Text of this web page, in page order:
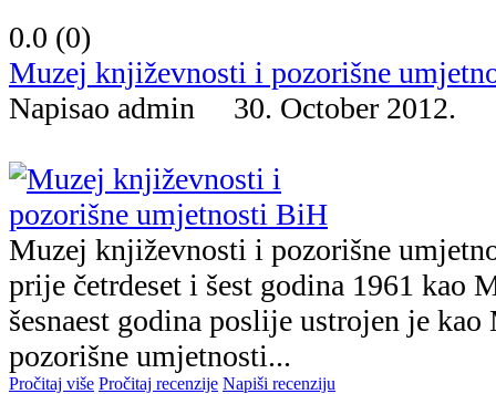
0.0 (0)
Muzej književnosti i pozorišne
Napisao admin 30. October 2012.
Muzej književnosti i pozorišne
prije četrdeset i šest godina 1961 kao
šesnaest godina poslije ustrojen je
pozorišne umjetnosti...
Pročitaj više Pročitaj recenzije Napiši recenziju